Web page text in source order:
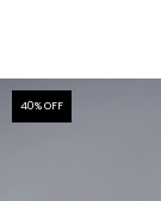
40% OFF